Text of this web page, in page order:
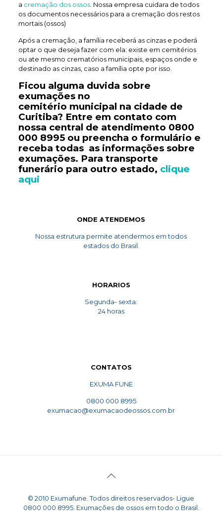
a cremação dos ossos. Nossa empresa cuidara de todos
os documentos necessários para a cremação dos restos
mortais (ossos)
Após a cremação, a família receberá as cinzas e poderá
optar o que deseja fazer com ela: existe em cemitérios
ou ate mesmo crematórios municipais, espaços onde e
destinado as cinzas, caso a família opte por isso.
Ficou alguma duvida sobre
exumações no
cemitério municipal na cidade de
Curitiba? Entre em contato com
nossa central de atendimento 0800
000 8995ou preencha o formulário e
receba todas as informações sobre
exumações. Para transporte
funerário para outro estado, clique
aqui
ONDE ATENDEMOS
Nossa estrutura permite atendermos em todos
estados do Brasil.
HORARIOS
Segunda- sexta:
24 horas
CONTATOS
EXUMA FUNE
0800 000 8995
exumacao@exumacaodeossos.com.br
© 2010 Exumafune. Todos direitos reservados- Ligue
0800 000 8995. Exumações de ossos em todo o Brasil.